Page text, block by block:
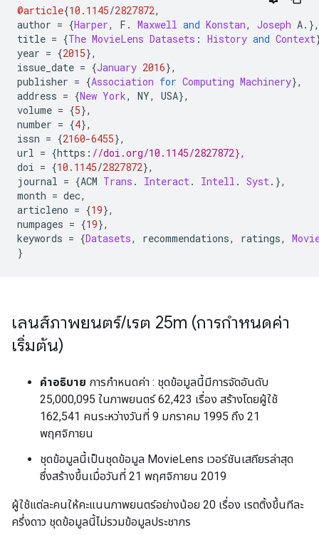
@article{10.1145/2827872,
author = {Harper, F . Maxwell and Konstan, Joseph A.},
title = {The MovieLens Datasets : History and Context
year = {2015},
issue_date = {January 2016},
publisher = {Association for Computing Machinery},
address = {New York, NY, USA},
volume = {5},
number = {4},
issn = {2160-6455},
url = {https : //doi.org/10.1145/2827872},
doi = {10.1145/2827872},
journal = {ACM Trans . Interact. Intell . Syst.},
month = dec,
articleno = {19},
numpages = {19},
keywords = {Datasets, recommendations, ratings,
}
เลนส์ภาพยนตร์/เรต 25m (การกำหนดค่า
เริ่มต้น)
คำอธิบาย การกำหนดค่า : ชุดข้อมูลนี้มีการจัดอันดับ
25,000,095 ในภาพยนตร์ 62,423 เรื่อง สร้างโดยผู้ใช้
162,541 คนระหว่างวันที่ 9 มกราคม 1995 ถึง 21
พฤศจิกายน
ชุดข้อมูลนี้เป็นชุดข้อมูล MovieLens เวอร์ชันเสถียรล่าสุด
ซึ่งสร้างขึ้นเมื่อวันที่ 21 พฤศจิกายน 2019
ผู้ใช้แต่ละคนให้คะแนนภาพยนตร์อย่างน้อย 20 เรื่อง เรตติ้งขึ้นทีละ
ครึ่งดาว ชุดข้อมูลนี้ไม่รวมข้อมูลประชากร